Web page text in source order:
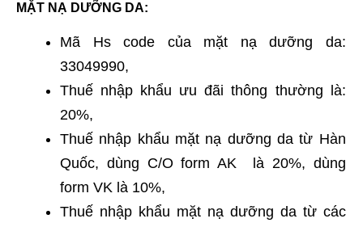
MẶT NẠ DƯỠNG DA:
Mã Hs code của mặt nạ dưỡng da:
33049990,
Thuế nhập khẩu ưu đãi thông thường là:
20%,
Thuế nhập khẩu mặt nạ dưỡng da từ Hàn
Quốc, dùng C/O form AK là 20%, dùng
form VK là 10%,
Thuế nhập khẩu mặt nạ dưỡng da từ các